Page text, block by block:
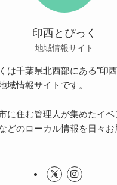
印西とぴっく
地域情報サイト
は千葉県北西部にある"印
域情報サイトです。
に住む管理人が集めたイベ
どのローカル情報を日々お